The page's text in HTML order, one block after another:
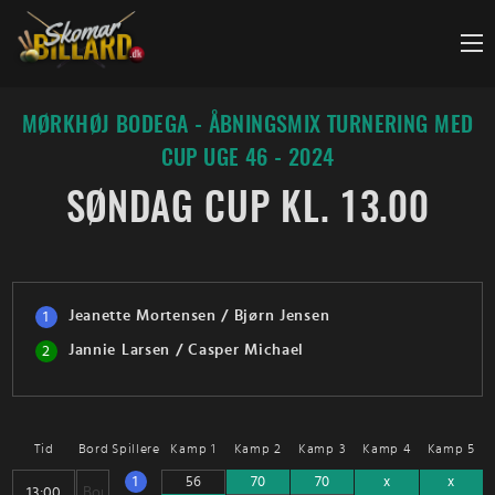
Fortsæt
indhold
MØRKHØJ BODEGA - ÅBNINGSMIX TURNERING MED
CUP UGE 46 - 2024
SØNDAG CUP KL. 13.00
1
Jeanette Mortensen / Bjørn Jensen
2
Jannie Larsen / Casper Michael
Tid Bord Spillere Kamp 1 Kamp 2 Kamp 3 Kamp 4 Kamp 5
1